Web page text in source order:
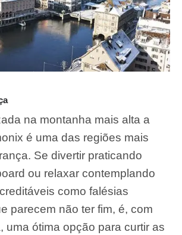
na montanha mais alta a
é uma das regiões mais
Se divertir praticando
ou relaxar contemplando
como falésias
parecem não ter fim, é, com
uma ótima opção para curtir as